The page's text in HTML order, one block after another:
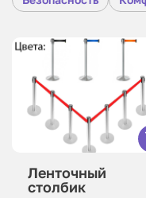
Ленточный
столбик